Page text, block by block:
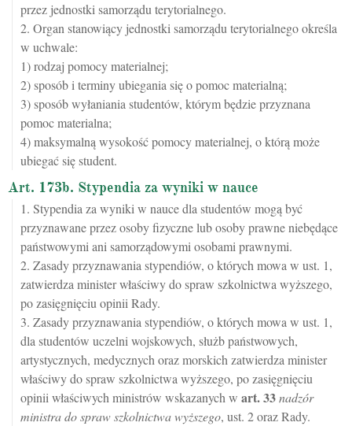
przez jednostki samorządu terytorialnego.
2. Organ stanowiący jednostki samorządu terytorialnego określa
w uchwale:
1) rodzaj pomocy materialnej;
2) sposób i terminy ubiegania się o pomoc materialną;
3) sposób wyłaniania studentów, którym będzie przyznana
pomoc materialna;
4) maksymalną wysokość pomocy materialnej, o którą może
ubiegać się student.
Art. 173b. Stypendia za wyniki w nauce
1. Stypendia za wyniki w nauce dla studentów mogą być
przyznawane przez osoby fizyczne lub osoby prawne niebędące
państwowymi ani samorządowymi osobami prawnymi.
2. Zasady przyznawania stypendiów, o których mowa w ust. 1,
zatwierdza minister właściwy do spraw szkolnictwa wyższego,
po zasięgnięciu opinii Rady.
3. Zasady przyznawania stypendiów, o których mowa w ust. 1,
dla studentów uczelni wojskowych, służb państwowych,
artystycznych, medycznych oraz morskich zatwierdza minister
właściwy do spraw szkolnictwa wyższego, po zasięgnięciu
opinii właściwych ministrów wskazanych w art.33nadzór
ministra do spraw szkolnictwa wyższego, ust. 2 oraz Rady.